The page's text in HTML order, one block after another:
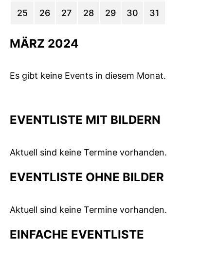
25 26 27 28 29 30 31
MÄRZ 2024
Es gibt keine Events in diesem Monat.
EVENTLISTE MIT BILDERN
Aktuell sind keine Termine vorhanden.
EVENTLISTE OHNE BILDER
Aktuell sind keine Termine vorhanden.
EINFACHE EVENTLISTE